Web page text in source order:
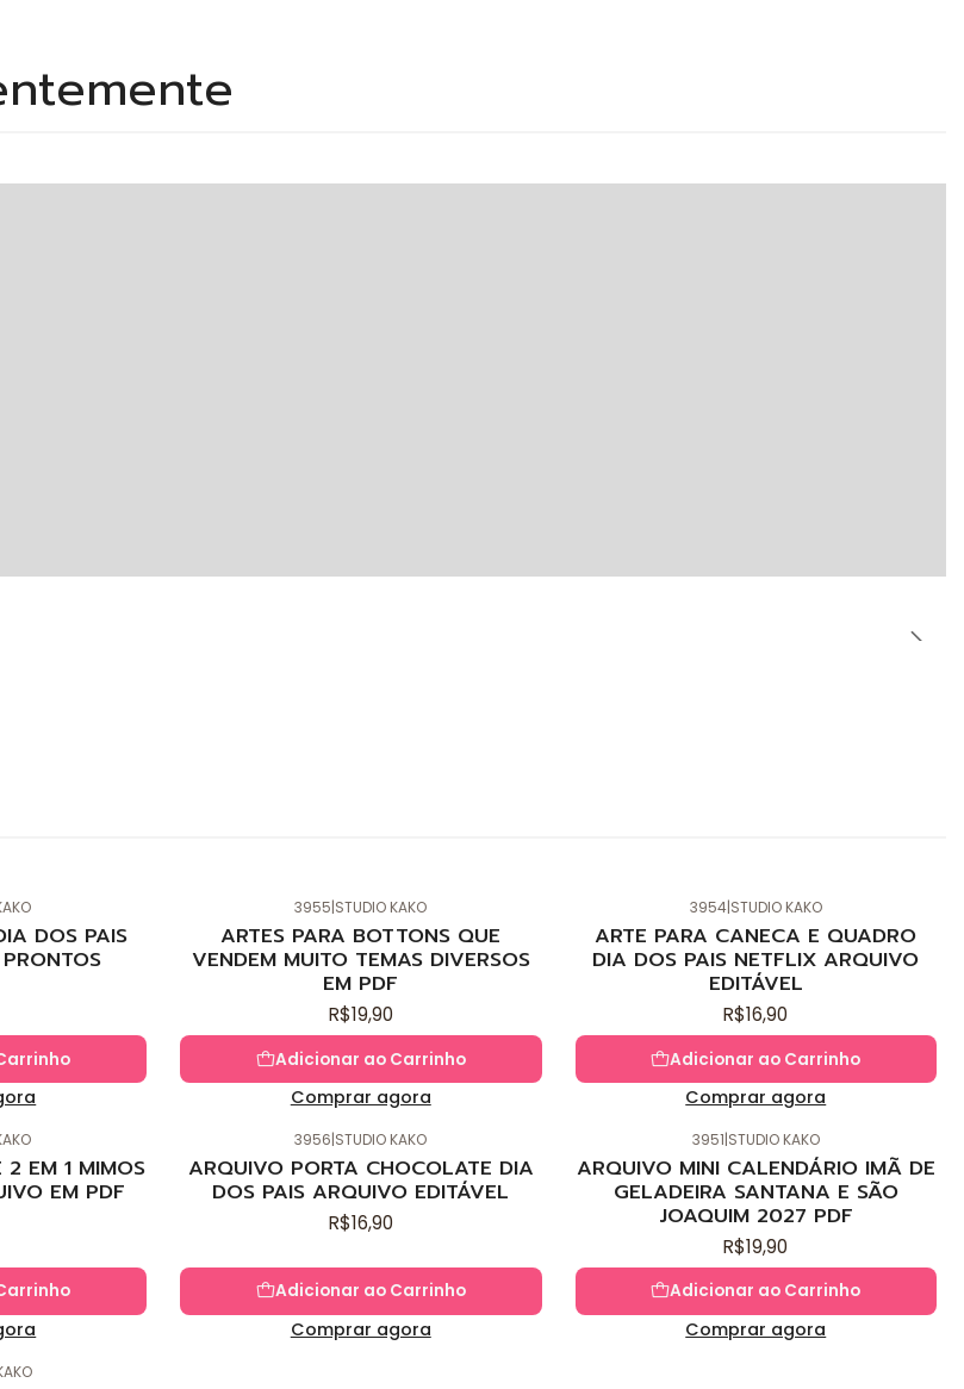
DOS PAIS
3955|STUDIO KAKO
ARTES PARA BOTTONS QUE
VENDEM MUITO TEMAS DIVERSOS
EM PDF
R$19,90
Adicionar ao Carrinho
Comprar agora
3954|STUDIO KAKO
ARTE PARA CANECA E QUADRO
DIA DOS PAIS NETFLIX ARQUIVO
EDITÁVEL
R$16,90
Adicionar ao Carrinho
Comprar agora
EM 1 MIMOS
EM PDF
3956|STUDIO KAKO
ARQUIVO PORTA CHOCOLATE DIA
DOS PAIS ARQUIVO EDITÁVEL
R$16,90
Adicionar ao Carrinho
Comprar agora
3951|STUDIO KAKO
ARQUIVO MINI CALENDÁRIO IMÃ DE
GELADEIRA SANTANA E SÃO
JOAQUIM 2027 PDF
R$19,90
Adicionar ao Carrinho
Comprar agora